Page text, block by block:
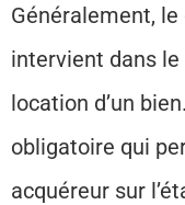
Généralement,
intervient dans
location d’un
obligatoire qui
acquéreur sur